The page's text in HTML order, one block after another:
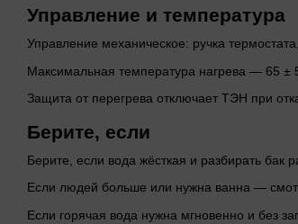
Управление и температура
Управление механическое: ручка
Максимальная температура нагрева — 65 ±
Защита от перегрева отключает ТЭН при
Берите, если
Берите, если вода жёсткая и разбирать бак
Если людей больше или нужна ванна —
Если горячая вода нужна мгновенно и без